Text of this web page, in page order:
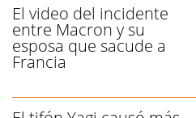
El video del incidente
entre Macron y su
esposa que sacude a
Francia